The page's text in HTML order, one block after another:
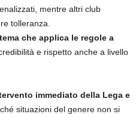
mentre altri club
tolleranza.
che applica le regole a
e rispetto anche a livello
immediato della Lega e
situazioni del genere non si